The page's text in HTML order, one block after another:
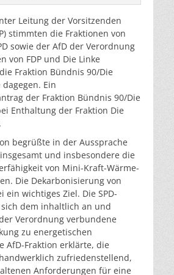
Leitung der Vorsitzenden
stimmten die Fraktionen von
sowie der AfD der Verordnung
von FDP und Die Linke
Fraktion Bündnis 90/Die
Ein
der Fraktion Bündnis 90/Die
Enthaltung der Fraktion Die
begrüßte in der Aussprache
und insbesondere die
von Mini-Kraft-Wärme-
Die Dekarbonisierung von
ein wichtiges Ziel. Die SPD-
sich dem inhaltlich an und
Verordnung verbundene
zu energetischen
AfD-Fraktion erklärte, die
zufriedenstellend,
Anforderungen für eine